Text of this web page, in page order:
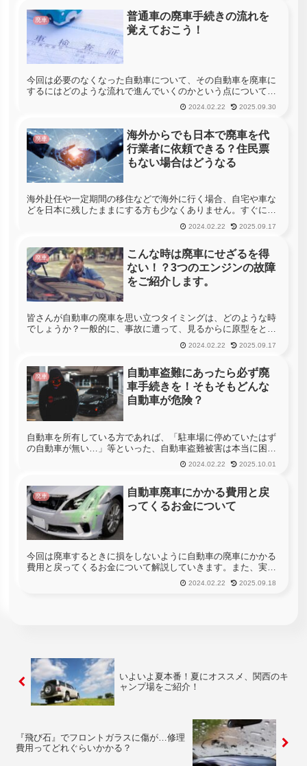
廃車
普通車の廃車手続きの流れを
覚えておこう！
今回は必要のなくなった自動車について、その自動車を廃車に
するにはどのような流れで進んでいくのかという点についてご
紹介します。自動車の廃車手続きは、ディーラー等に依頼して
進めるものだと考えている方も多いかもしれませんが、手間や
2024.02.22 2025.09.30
廃車
海外からでも日本で廃車を代
行業者に依頼できる？住民票
もない場合はどうなる
海外赴任や一定期間の移住などで海外に行く場合、自宅や車な
どを日本に残したままにする方も少なくありません。すぐに戻
ってくるからとか、帰国時に家を探すのは大変、家財をすべて
海外には持って行けないなどと自宅をそのままにしたり、一時
2024.02.22 2025.09.17
廃車
こんな時は廃車にせざるを得
ない！？3つのエンジンの故障
をご紹介します。
皆さんが自動車の廃車を思い立つタイミングは、どのような時
でしょうか？一般的に、事故に遭って、見るからに原型をとど
めていない等といった場合以外は、なかなか廃車にすると言う
決断は下しにくいものですよね。自動車は決して安い買い物で
2024.02.22 2025.09.17
廃車
自動車盗難にあったら必ず廃
車手続きを！そもそもどんな
自動車が危険？
自動車を所有している方であれば、「駐車場に停めていたはず
の自動車が無い…」等といった、自動車盗難被害は本当に困っ
てしまいます。近年では、街中にもたくさんの防犯カメラが設
置されるようになっていますし、自動車の盗難防止用のセキュ
2024.02.22 2025.10.01
廃車
自動車廃車にかかる費用と戻
ってくるお金について
今回は廃車するときに損をしないように自動車の廃車にかかる
費用と戻ってくるお金について解説していきます。また、実際
の手続方法も紹介するのでぜひ参考にしてみてください。いつ
か、寿命は来るもの…車の寿命ってどれくらいか知っています
2024.02.22 2025.09.18
いよいよ夏本番！夏にオススメ、関西のキ
ャンプ場をご紹介！
『飛び石』でフロントガラスに傷が…修理
費用ってどれぐらいかかる？